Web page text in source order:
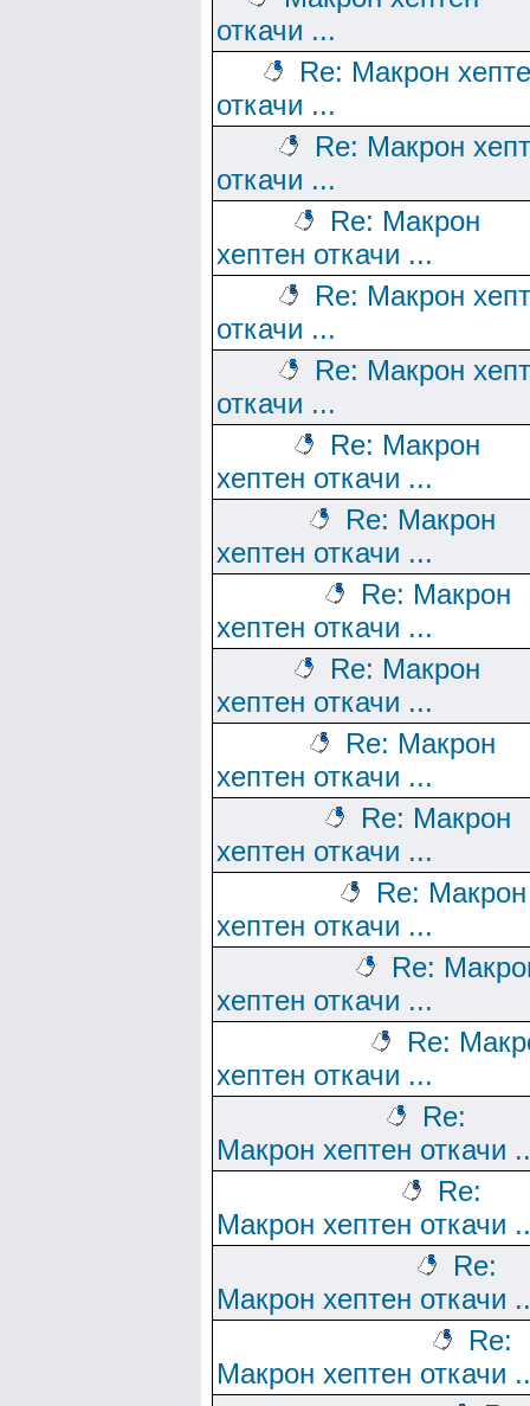
откачи ...
Re: Макрон
откачи ...
Re: Макрон
откачи ...
Re: Макрон
хептен откачи ...
Re: Макрон
откачи ...
Re: Макрон
откачи ...
Re: Макрон
хептен откачи ...
Re: Макрон
хептен откачи ...
Re: Макрон
хептен откачи ...
Re: Макрон
хептен откачи ...
Re: Макрон
хептен откачи ...
Re: Макрон
хептен откачи ...
Re: Макрон
хептен откачи ...
Re:
хептен откачи ...
Re:
хептен откачи ...
Re:
Макрон хептен откачи
Re:
Макрон хептен откачи
Re:
Макрон хептен откачи
Re:
Макрон хептен откачи